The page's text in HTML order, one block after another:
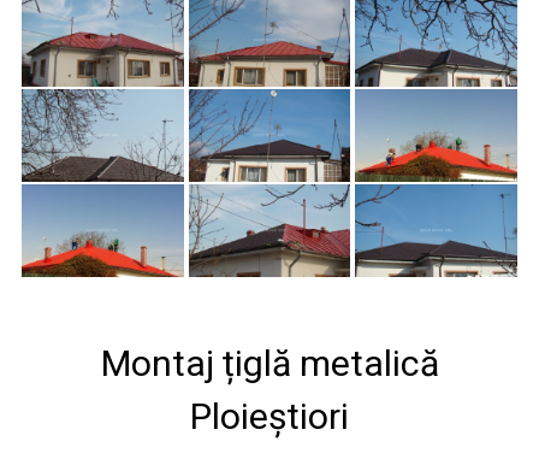
Montaj țiglă metalică
Ploieștiori